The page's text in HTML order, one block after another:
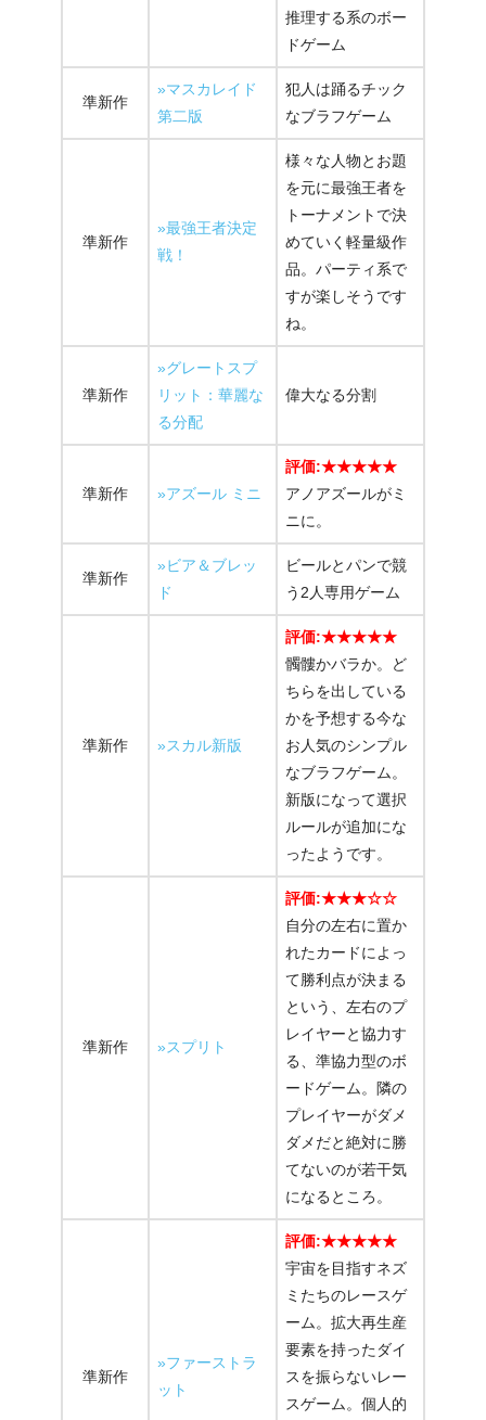
推理する系のボー
ドゲーム
準新作
»マスカレイド
第二版
犯人は踊るチック
なブラフゲーム
準新作
»最強王者決定
戦！
様々な人物とお題
を元に最強王者を
トーナメントで決
めていく軽量級作
品。パーティ系で
すが楽しそうです
ね。
準新作
»グレートスプ
リット：華麗な
る分配
偉大なる分割
準新作 »アズール ミニ
評価:★★★★★
アノアズールがミ
ニに。
準新作
»ビア＆ブレッ
ド
ビールとパンで競
う2人専用ゲーム
準新作 »スカル新版
評価:★★★★★
髑髏かバラか。ど
ちらを出している
かを予想する今な
お人気のシンプル
なブラフゲーム。
新版になって選択
ルールが追加にな
ったようです。
準新作 »スプリト
評価:★★★☆☆
自分の左右に置か
れたカードによっ
て勝利点が決まる
という、左右のプ
レイヤーと協力す
る、準協力型のボ
ードゲーム。隣の
プレイヤーがダメ
ダメだと絶対に勝
てないのが若干気
になるところ。
準新作
»ファーストラ
ット
評価:★★★★★
宇宙を目指すネズ
ミたちのレースゲ
ーム。拡大再生産
要素を持ったダイ
スを振らないレー
スゲーム。個人的